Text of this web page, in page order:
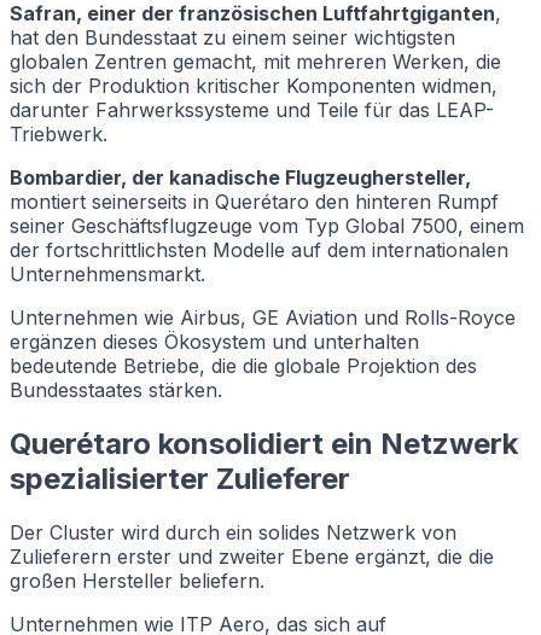
Safran, einer der französischen Luftfahrtgiganten,
hat den Bundesstaat zu einem seiner wichtigsten
globalen Zentren gemacht, mit mehreren Werken, die
sich der Produktion kritischer Komponenten widmen,
darunter Fahrwerkssysteme und Teile für das LEAP-
Triebwerk.
Bombardier, der kanadische Flugzeughersteller,
montiert seinerseits in Querétaro den hinteren Rumpf
seiner Geschäftsflugzeuge vom Typ Global 7500, einem
der fortschrittlichsten Modelle auf dem internationalen
Unternehmensmarkt.
Unternehmen wie Airbus, GE Aviation und Rolls-Royce
ergänzen dieses Ökosystem und unterhalten
bedeutende Betriebe, die die globale Projektion des
Bundesstaates stärken.
Querétaro konsolidiert ein Netzwerk
spezialisierter Zulieferer
Der Cluster wird durch ein solides Netzwerk von
Zulieferern erster und zweiter Ebene ergänzt, die die
großen Hersteller beliefern.
Unternehmen wie ITP Aero, das sich auf